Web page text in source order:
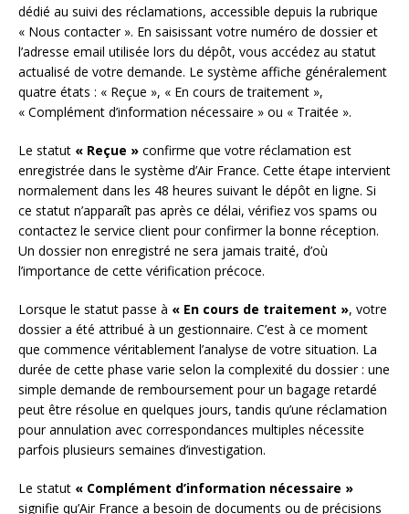
dédié au suivi des réclamations, accessible depuis la rubrique
« Nous contacter ». En saisissant votre numéro de dossier et
l’adresse email utilisée lors du dépôt, vous accédez au statut
actualisé de votre demande. Le système affiche généralement
quatre états : « Reçue », « En cours de traitement »,
« Complément d’information nécessaire » ou « Traitée ».
Le statut « Reçue » confirme que votre réclamation est
enregistrée dans le système d’Air France. Cette étape intervient
normalement dans les 48 heures suivant le dépôt en ligne. Si
ce statut n’apparaît pas après ce délai, vérifiez vos spams ou
contactez le service client pour confirmer la bonne réception.
Un dossier non enregistré ne sera jamais traité, d’où
l’importance de cette vérification précoce.
Lorsque le statut passe à « En cours de traitement », votre
dossier a été attribué à un gestionnaire. C’est à ce moment
que commence véritablement l’analyse de votre situation. La
durée de cette phase varie selon la complexité du dossier : une
simple demande de remboursement pour un bagage retardé
peut être résolue en quelques jours, tandis qu’une réclamation
pour annulation avec correspondances multiples nécessite
parfois plusieurs semaines d’investigation.
Le statut « Complément d’information nécessaire »
signifie qu’Air France a besoin de documents ou de précisions